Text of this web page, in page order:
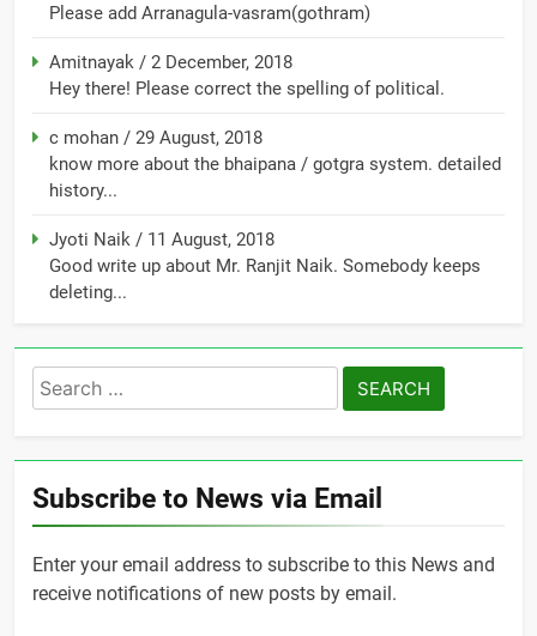
Please add Arranagula-vasram(gothram)
Amitnayak / 2 December, 2018
Hey there! Please correct the spelling of political.
c mohan / 29 August, 2018
know more about the bhaipana / gotgra system. detailed
history...
Jyoti Naik / 11 August, 2018
Good write up about Mr. Ranjit Naik. Somebody keeps
deleting...
Search
for:
Subscribe to News via Email
Enter your email address to subscribe to this News and
receive notifications of new posts by email.